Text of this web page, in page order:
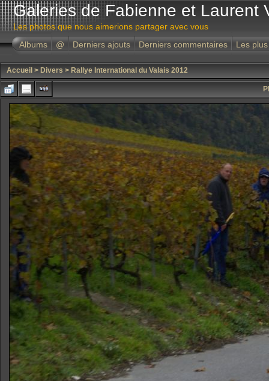
Galeries de Fabienne et Laurent
Les photos que nous aimerions partager avec vous
Albums
@ Derniers ajouts Derniers commentaires Les
Accueil > Divers > Rallye International du Valais 2012